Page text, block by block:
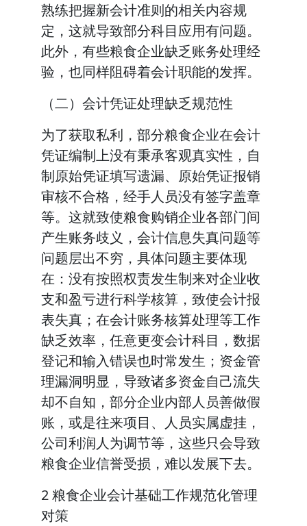
熟练把握新会计准则的相关内容规
定，这就导致部分科目应用有问题。
此外，有些粮食企业缺乏账务处理经
验，也同样阻碍着会计职能的发挥。
（二）会计凭证处理缺乏规范性
为了获取私利，部分粮食企业在会计
凭证编制上没有秉承客观真实性，自
制原始凭证填写遗漏、原始凭证报销
审核不合格，经手人员没有签字盖章
等。这就致使粮食购销企业各部门间
产生账务歧义，会计信息失真问题等
问题层出不穷，具体问题主要体现
在：没有按照权责发生制来对企业收
支和盈亏进行科学核算，致使会计报
表失真；在会计账务核算处理等工作
缺乏效率，任意更变会计科目，数据
登记和输入错误也时常发生；资金管
理漏洞明显，导致诸多资金自己流失
却不自知，部分企业内部人员善做假
账，或是往来项目、人员实属虚挂，
公司利润人为调节等，这些只会导致
粮食企业信誉受损，难以发展下去。
2 粮食企业会计基础工作规范化管理
对策